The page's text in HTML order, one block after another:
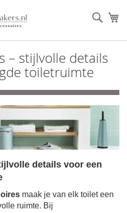
– stijlvolle details
toiletruimte
details voor een
maak je van elk toilet een
ruimte. Bij